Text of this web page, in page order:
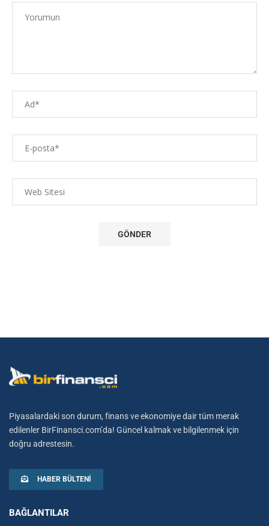
Piyasalardaki son durum, finans ve ekonomiye dair tüm merak
edilenler BirFinansci.com’da! Güncel kalmak ve bilgilenmek için
doğru adrestesin.
HABER BÜLTENI
BAĞLANTILAR